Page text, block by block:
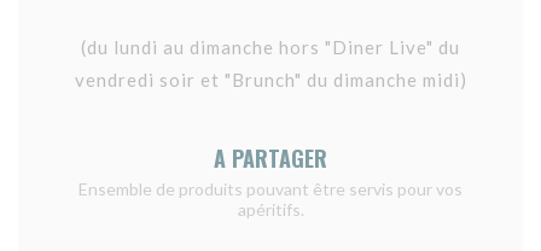
(du lundi au dimanche hors "Diner Live" du
vendredi soir et "Brunch" du dimanche midi)
A PARTAGER
Ensemble de produits pouvant être servis pour vos
apéritifs.